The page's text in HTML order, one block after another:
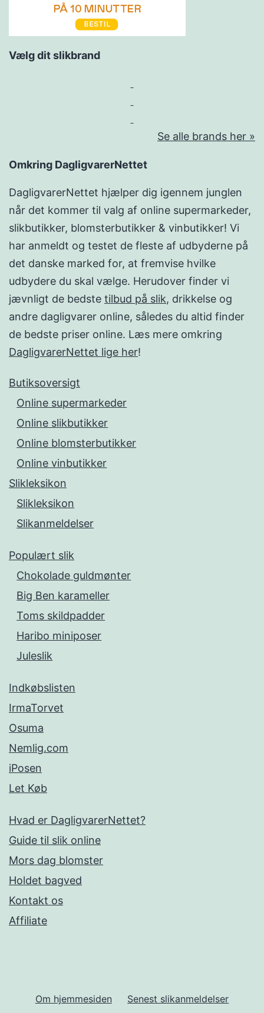
Vælg dit slikbrand
Se alle brands her »
Omkring DagligvarerNettet
DagligvarerNettet hjælper dig igennem junglen
når det kommer til valg af online supermarkeder,
slikbutikker, blomsterbutikker & vinbutikker! Vi
har anmeldt og testet de fleste af udbyderne på
det danske marked for, at fremvise hvilke
udbydere du skal vælge. Herudover finder vi
jævnligt de bedste tilbud på slik, drikkelse og
andre dagligvarer online, således du altid finder
de bedste priser online. Læs mere omkring
DagligvarerNettet lige her!
Butiksoversigt
Online supermarkeder
Online slikbutikker
Online blomsterbutikker
Online vinbutikker
Slikleksikon
Slikleksikon
Slikanmeldelser
Populært slik
Chokolade guldmønter
Big Ben karameller
Toms skildpadder
Haribo miniposer
Juleslik
Indkøbslisten
IrmaTorvet
Osuma
Nemlig.com
iPosen
Let Køb
Hvad er DagligvarerNettet?
Guide til slik online
Mors dag blomster
Holdet bagved
Kontakt os
Affiliate
Om hjemmesiden Senest slikanmeldelser